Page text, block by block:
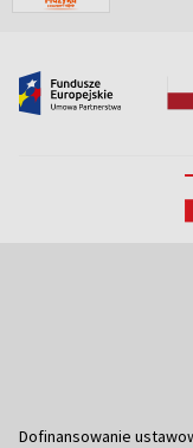
Dofinansowanie